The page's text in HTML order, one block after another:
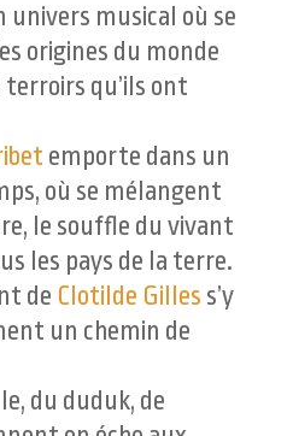
univers musical où se
origines du monde
qu’ils ont
emporte dans un
où se mélangent
le souffle du vivant
les pays de la terre.
de Clotilde Gilles s’y
un chemin de
du duduk, de